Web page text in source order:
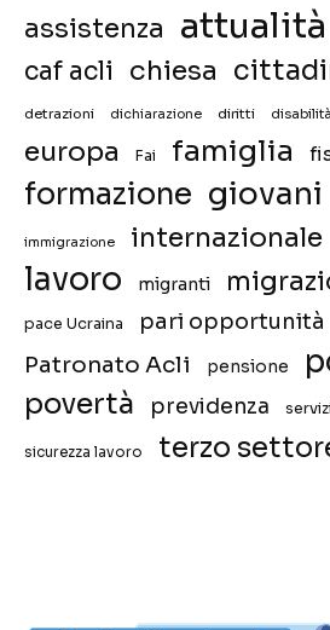
assistenza attualità
caf acli chiesa
detrazioni dichiarazione diritti disabilità
europa Fai famiglia
formazione giovani
immigrazione internazionale
lavoro migranti
pace Ucraina pari opportunità
Patronato Acli pensione
povertà previdenza
sicurezza lavoro terzo